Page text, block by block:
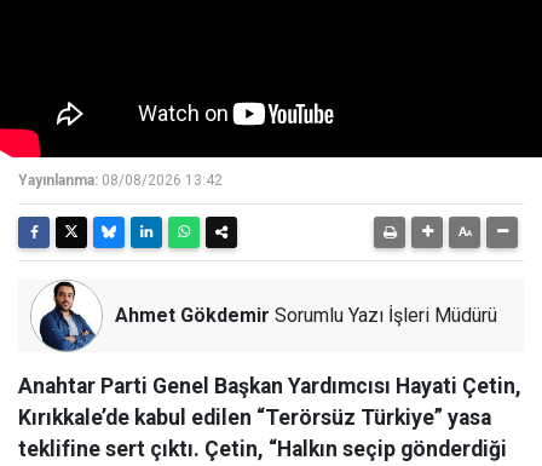
Yayınlanma: 08/08/2026 13:42
Ahmet Gökdemir Sorumlu Yazı İşleri Müdürü
Anahtar Parti Genel Başkan Yardımcısı Hayati Çetin,
Kırıkkale’de kabul edilen “Terörsüz Türkiye” yasa
teklifine sert çıktı. Çetin, “Halkın seçip gönderdiği